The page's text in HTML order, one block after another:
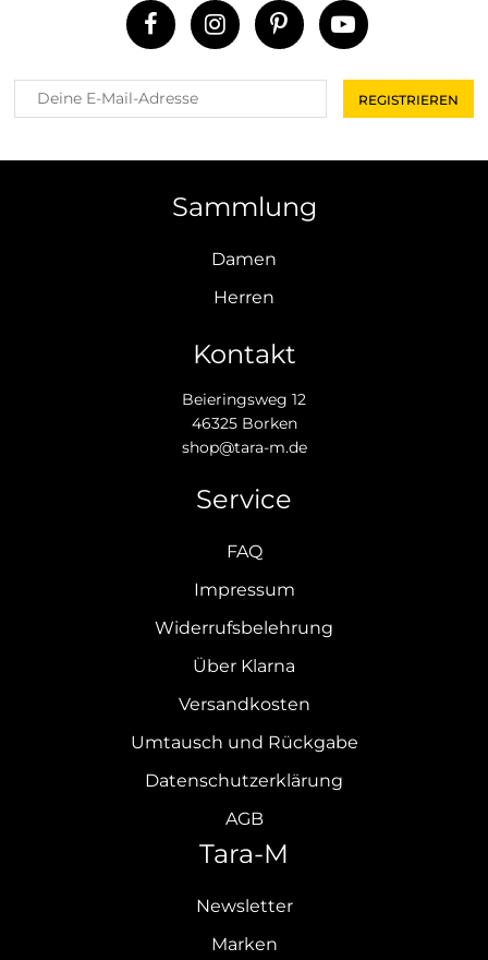
Sammlung
Damen
Herren
Kontakt
Beieringsweg 12
46325 Borken
shop@tara-m.de
Service
FAQ
Impressum
Widerrufsbelehrung
Über Klarna
Versandkosten
Umtausch und Rückgabe
Datenschutzerklärung
AGB
Tara-M
Newsletter
Marken